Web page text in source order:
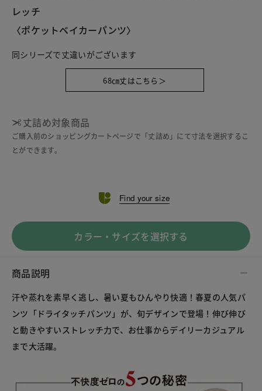
レッチ
〈ポケットベイカーパンツ〉
同シリーズで丈違いがございます
68㎝丈はこちら＞
丈詰め対象商品
ご購入前のショッピングカートページで「丈詰め」にて寸法を選択するこ
とができます。
Find your size
カラー・サイズを選択する
商品説明
汗や蒸れを素早く逃し、暑い夏もひんやり快適！春夏の人気パ
ンツ「ドライタッチパンツ」が、旬デザインで登場！伸び伸び
と動きやすいストレッチ力で、お仕事からデイリーカジュアル
まで大活躍。